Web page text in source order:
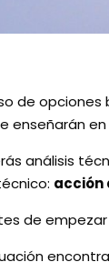
de opciones
enseñarán en
análisis
acción
de